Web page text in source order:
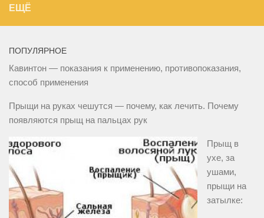
ЕЩЁ
ПОПУЛЯРНОЕ
Кавинтон — показания к применению, противопоказания,
способ применения
Прыщи на руках чешутся — почему, как лечить. Почему
появляются прыщ на пальцах рук
Прыщ в
ухе, за
ушами,
прыщи на
затылке: